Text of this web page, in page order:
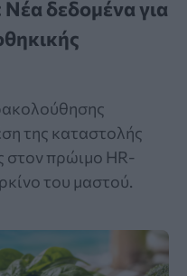
δεδομένα για
της καταστολής
στον πρώιμο HR-
του μαστού.